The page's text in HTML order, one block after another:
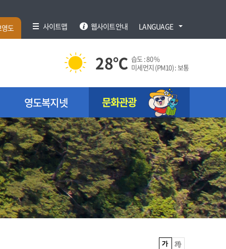
도 사이트맵 웹사이트안내 LANGUAGE
28℃ 습도 :80 %
미세먼지 (PM10) :보통
영도복지넷 문화관광